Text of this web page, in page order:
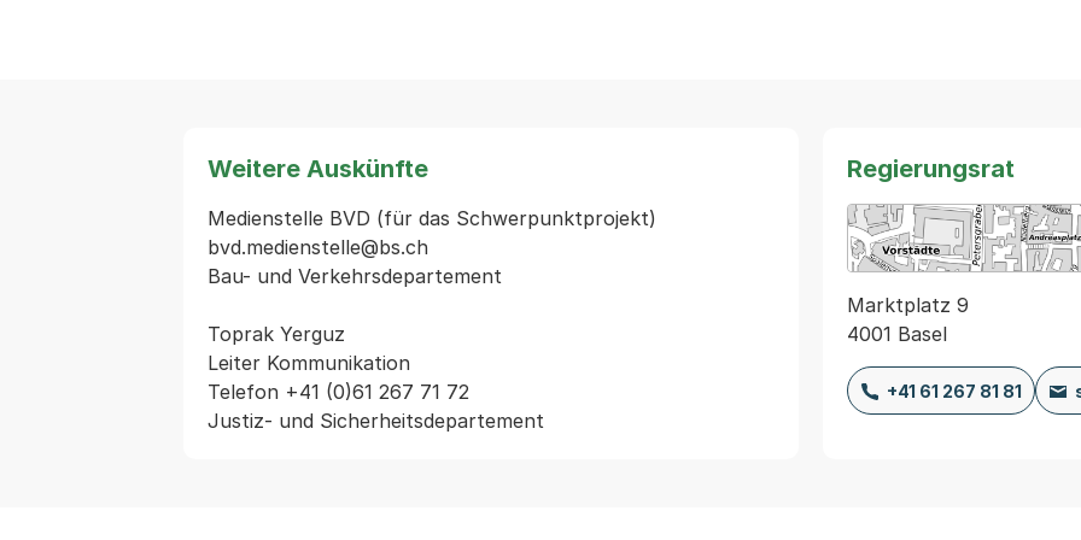
Weitere Auskünfte
Medienstelle BVD (für das Schwerpunktprojekt)
bvd.medienstelle@bs.ch
Bau- und Verkehrsdepartement
Toprak Yerguz
Leiter Kommunikation
Telefon +41 (0)61 267 71 72
Regierungsrat
Marktplatz 9
4001 Basel
+41 61 267 81 81